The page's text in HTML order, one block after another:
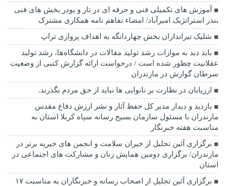
آموزش های تکمیلی فنی و حرفه ای در تار و پودر بخش های فنی
بندر استراتژیک امیرآباد/ امضاء تفاهم نامه همکاری مشترک
شلیک تیراندازان بخش چهاردانگه به اهداف پروازی تراپ
باید دید به موازات رشد تولید مقالات در دانشگاه‌ها، رشد تولید
عقلانیت چطور شده است / درخواست ارائه گزارش کتبی از وضعیت
سرطان گوارش در مازندران
ارزیابان در نظارت بر نانوایی ها نباید از حق مردم بگذرند.
بازدید و دیدار مدیر کل حفظ آثار و نشر ارزش دفاع مقدس
مازندران با مسئول سازمان بسیج رسانه سپاه کربلا استان به
مناسبت هفته خبرنگار
برگزاری آئین تجلیل از خیران سلامت و انجمن های خیریه برتر در
مازندران/ برگزاری دومین همایش زنان و مشارکت های اجتماعی در
استان
برگزاری آئین تجلیل از اصحاب رسانه و خبرنگاران به مناسبت ۱۷